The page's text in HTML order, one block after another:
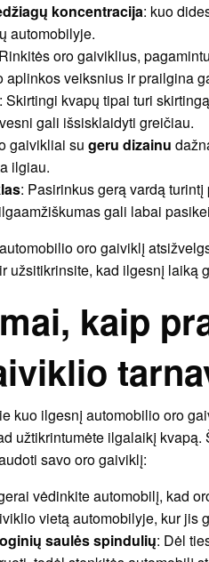
koncentracija: kuo
automobilyje.
oro gaiviklius,
aplinkos veiksnius ir prailgina
: Skirtingi kvapų tipai turi
gali išsisklaidyti greičiau.
gaivikliai su geru dizainu
ilgiau.
: Pasirinkus gerą vardą
gali labai
oro gaiviklį
užsitikrinsite, kad ilgesnį laiką
kaip
kuo ilgesnį automobilio oro
užtikrintumėte ilgalaikį kvapą.
savo oro gaiviklį:
vėdinkite automobilį, kad
vietą automobilyje, kur jis
saulės spindulių: Dėl